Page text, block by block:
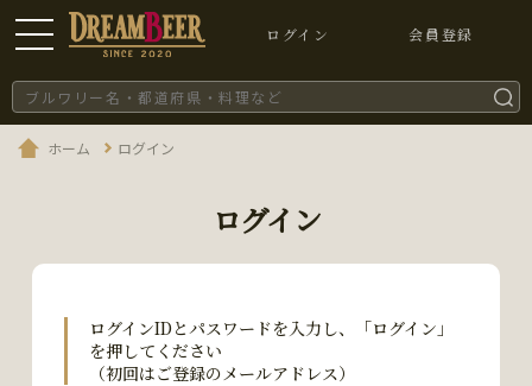
ログイン 会員登録
ホーム ログイン
ログイン
ログインIDとパスワードを入力し、「ログイン」
を押してください
（初回はご登録のメールアドレス）